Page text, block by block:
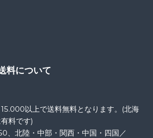
料について
以上で送料無料となります。(北海
料です)
、北陸・中部・関西・中国・四国／